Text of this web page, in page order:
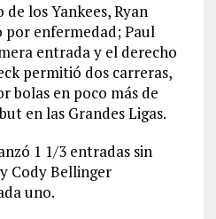
los Yankees, Ryan
enfermedad; Paul
entrada y el derecho
permitió dos carreras,
bolas en poco más de
en las Grandes Ligas.
1 1/3 entradas sin
Cody Bellinger
uno.